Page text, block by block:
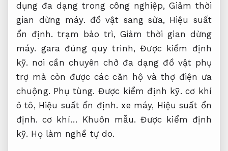
dụng đa dạng trong công nghiệp,Giảm thời
gian dừng máy. đồ vật sang sửa, Hiệu suất
ổn định. trạm bảo trì, Giảm thời gian dừng
máy. gara đúng quy trình,Được kiểm định
kỹ. nơi cần chuyên chở đa dạng đồ vật phụ
trợ mà còn được các căn hộ và thợ điện ưa
chuộng. Phụ tùng. Được kiểm định kỹ. cơ khí
ô tô, Hiệu suất ổn định. xe máy, Hiệu suất ổn
định. cơ khí… Khuôn mẫu. Được kiểm định
kỹ. Họ làm nghề tự do.